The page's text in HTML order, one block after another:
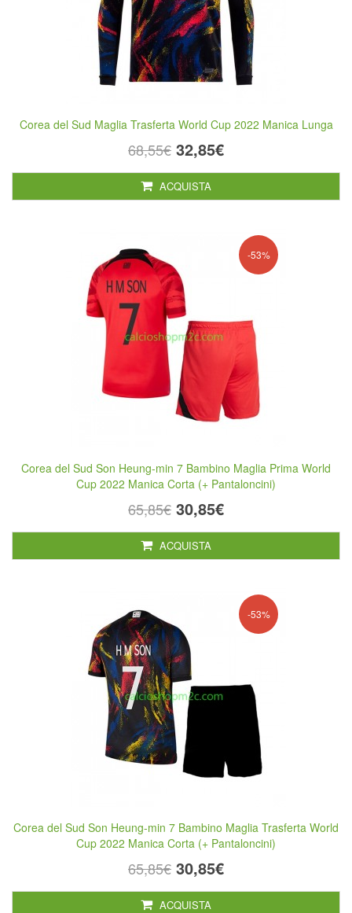
Corea del Sud Maglia Trasferta World Cup 2022 Manica Lunga
68,55€ 32,85€
ACQUISTA
-53%
Corea del Sud Son Heung-min 7 Bambino Maglia Prima World
Cup 2022 Manica Corta (+ Pantaloncini)
65,85€ 30,85€
ACQUISTA
-53%
Corea del Sud Son Heung-min 7 Bambino Maglia Trasferta World
Cup 2022 Manica Corta (+ Pantaloncini)
65,85€ 30,85€
ACQUISTA